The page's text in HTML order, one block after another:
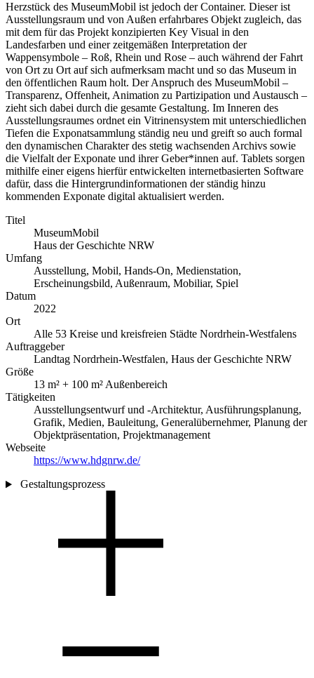
Herzstück des MuseumMobil ist jedoch der Container. Dieser ist
Ausstellungsraum und von Außen erfahrbares Objekt zugleich, das
mit dem für das Projekt konzipierten Key Visual in den
Landesfarben und einer zeitgemäßen Interpretation der
Wappensymbole – Roß, Rhein und Rose – auch während der Fahrt
von Ort zu Ort auf sich aufmerksam macht und so das Museum in
den öffentlichen Raum holt. Der Anspruch des MuseumMobil –
Transparenz, Offenheit, Animation zu Partizipation und Austausch –
zieht sich dabei durch die gesamte Gestaltung. Im Inneren des
Ausstellungsraumes ordnet ein Vitrinensystem mit unterschiedlichen
Tiefen die Exponatsammlung ständig neu und greift so auch formal
den dynamischen Charakter des stetig wachsenden Archivs sowie
die Vielfalt der Exponate und ihrer Geber*innen auf. Tablets sorgen
mithilfe einer eigens hierfür entwickelten internetbasierten Software
dafür, dass die Hintergrundinformationen der ständig hinzu
kommenden Exponate digital aktualisiert werden.
Titel
MuseumMobil
Haus der Geschichte NRW
Umfang
Ausstellung, Mobil, Hands-On, Medienstation,
Erscheinungsbild, Außenraum, Mobiliar, Spiel
Datum
2022
Ort
Alle 53 Kreise und kreisfreien Städte Nordrhein-Westfalens
Auftraggeber
Landtag Nordrhein-Westfalen, Haus der Geschichte NRW
Größe
13 m² + 100 m² Außenbereich
Tätigkeiten
Ausstellungsentwurf und -Architektur, Ausführungsplanung,
Grafik, Medien, Bauleitung, Generalübernehmer, Planung der
Objektpräsentation, Projektmanagement
Webseite
https://www.hdgnrw.de/
Gestaltungsprozess